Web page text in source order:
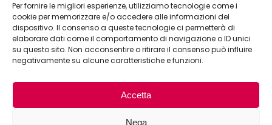
Per fornire le migliori esperienze, utilizziamo tecnologie come i
cookie per memorizzare e/o accedere alle informazioni del
dispositivo. Il consenso a queste tecnologie ci permetterà di
elaborare dati come il comportamento di navigazione o ID unici
su questo sito. Non acconsentire o ritirare il consenso può influire
negativamente su alcune caratteristiche e funzioni.
Accetta
Nega
THE REGULATION AND GRANT CONSENT FOR PROFILING OR
MARKET RESEARCH PURPOSES ALSO WITH THE AID OF
ELECTRONIC INSTRUMENTS, AIMED AT ANALYZING HABITS OR
CONSUMER CHOICES OF THE INTERESTED PARTY